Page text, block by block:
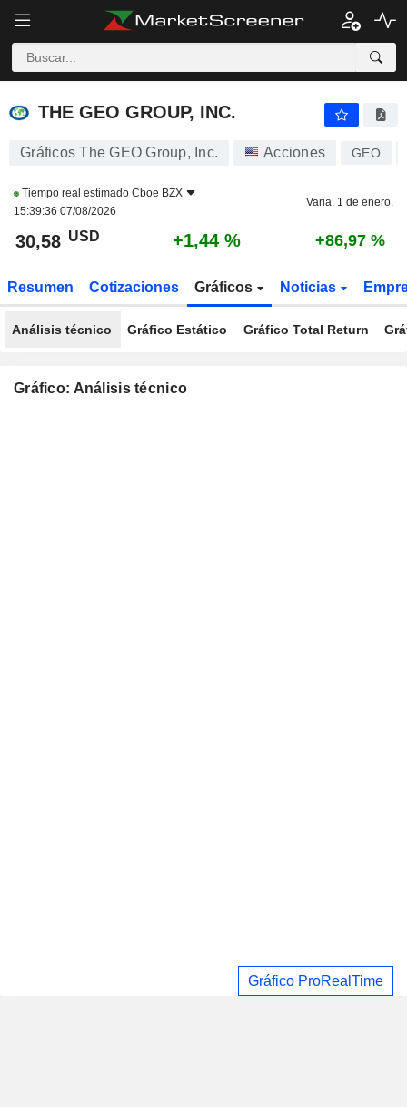
THE GEO GROUP, INC.
THE GEO GROUP, INC.
Gráficos The GEO Group, Inc. Acciones GEO
Tiempo real estimado Cboe BZX
15:39:36 07/08/2026
Varia. 1 de enero.
30,58 USD +1,44 % +86,97 %
Resumen Cotizaciones Gráficos Noticias
Análisis técnico Gráfico Estático Gráfico Total Return
Gráfico: Análisis técnico
Gráfico ProRealTime